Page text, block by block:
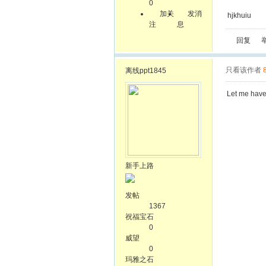
0
加关
注
发消
息
hjkhuiu
回复
离线ppt1845
新手上路
发帖
1367
祝福宝石
0
威望
0
玛雅之石
只看该作者
Let me